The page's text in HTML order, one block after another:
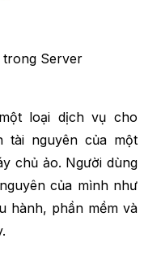
trong Server
loại dịch vụ cho
tài nguyên của một
chủ ảo. Người dùng
của mình như
hành, phần mềm và